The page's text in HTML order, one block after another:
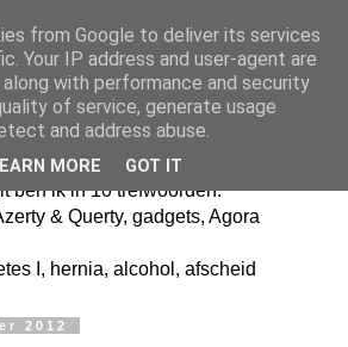
ben ik in 10 trefwoorden.
& Querty, gadgets, Agora
I, hernia, alcohol, afscheid
2012
from Google to deliver its services
Your IP address and user-agent are
with performance and security
of service, generate usage
and address abuse.
MORE GOT IT